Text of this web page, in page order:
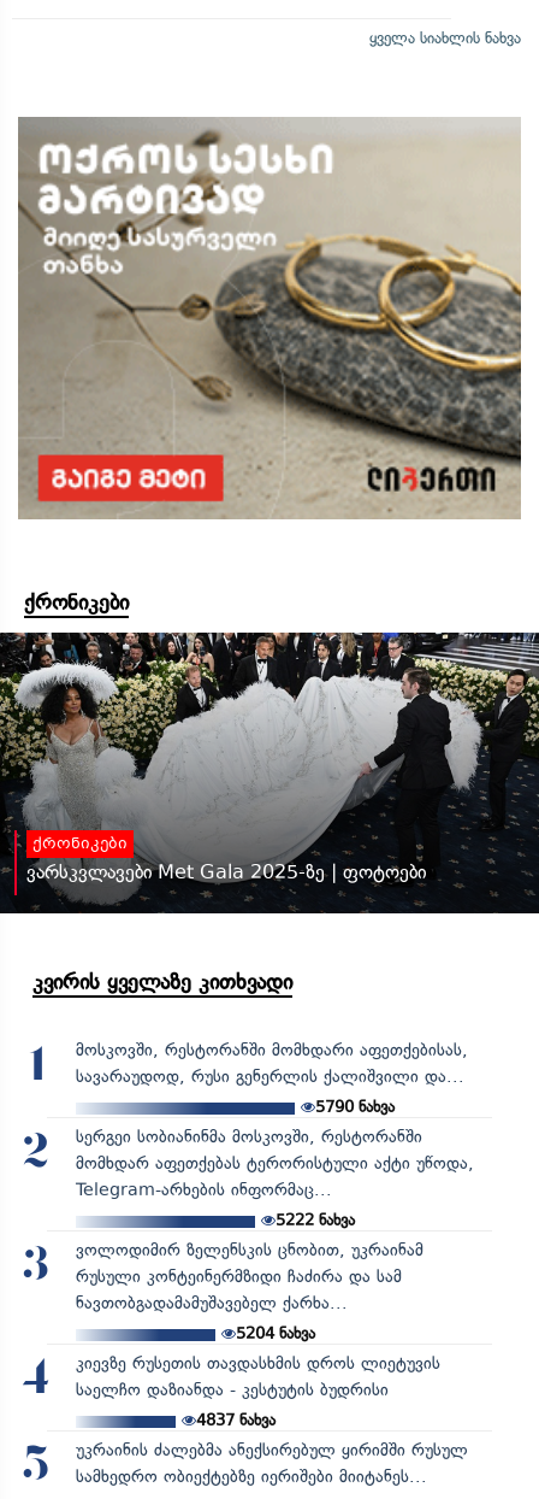
ყველა სიახლის ნახვა
ქრონიკები
ქრონიკები
ვარსკვლავები Met Gala 2025-ზე | ფოტოები
კვირის ყველაზე კითხვადი
1
მოსკოვში, რესტორანში მომხდარი აფეთქებისას,
სავარაუდოდ, რუსი გენერლის ქალიშვილი და...
5790ნახვა
2
სერგეი სობიანინმა მოსკოვში, რესტორანში
მომხდარ აფეთქებას ტერორისტული აქტი უწოდა,
Telegram-არხების ინფორმაც...
5222ნახვა
3
ვოლოდიმირ ზელენსკის ცნობით, უკრაინამ
რუსული კონტეინერმზიდი ჩაძირა და სამ
ნავთობგადამამუშავებელ ქარხა...
5204ნახვა
4
კიევზე რუსეთის თავდასხმის დროს ლიეტუვის
საელჩო დაზიანდა - კესტუტის ბუდრისი
4837ნახვა
5
უკრაინის ძალებმა ანექსირებულ ყირიმში რუსულ
სამხედრო ობიექტებზე იერიშები მიიტანეს...